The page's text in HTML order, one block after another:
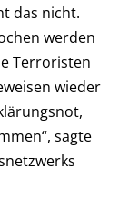
das nicht.
werden
Terroristen
wieder
sagte